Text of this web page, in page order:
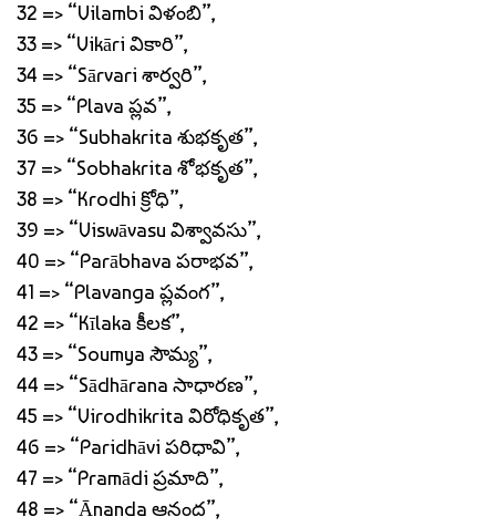
32 => “Vilambi విళంబి”,
33 => “Vikāri వికారి”,
34 => “Sārvari శార్వరి”,
35 => “Plava ప్లవ”,
36 => “Subhakrita శుభకృత”,
37 => “Sobhakrita శోభకృత”,
38 => “Krodhi క్రోధి”,
39 => “Viswāvasu విశ్వావసు”,
40 => “Parābhava పరాభవ”,
41 => “Plavanga ప్లవంగ”,
42 => “Kīlaka కీలక”,
43 => “Soumya సౌమ్య”,
44 => “Sādhārana సాధారణ”,
45 => “Virodhikrita విరోధికృత”,
46 => “Paridhāvi పరిధావి”,
47 => “Pramādi ప్రమాది”,
48 => “Ānanda ఆనంద”,